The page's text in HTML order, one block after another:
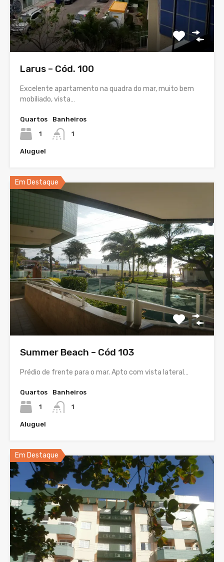
Larus – Cód. 100
Excelente apartamento na quadra do mar, muito bem
mobiliado, vista…
Quartos
1
Banheiros
1
Aluguel
Em Destaque
Summer Beach – Cód 103
Prédio de frente para o mar. Apto com vista lateral…
Quartos
1
Banheiros
1
Aluguel
Em Destaque